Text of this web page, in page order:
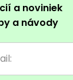
a noviniek
a návody